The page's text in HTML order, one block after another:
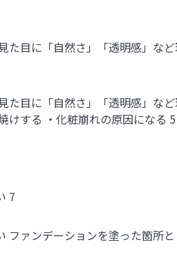
た目に「自然さ」「透明感」な
た目に「自然さ」「透明感」な
けする ・化粧崩れの原因になる 5
7
ファンデーションを塗った箇所